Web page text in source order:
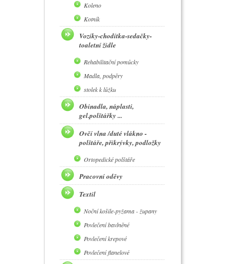
Koleno
Kotník
Vozíky-chodítka-sedačky-
toaletní židle
Rehabilitační pomůcky
Madla, podpěry
stolek k lůžku
Obinadla, náplasti,
gel.polštářky ...
Ovčí vlna /duté vlákno -
polštáře, přikrývky, podložky
Ortopedické polštáře
Pracovní oděvy
Textil
Noční košile-pyžama - župany
Povlečení bavlněné
Povlečení krepové
Povlečení flanelové